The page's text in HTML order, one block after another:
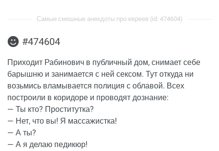
Самые смешные анекдоты про евреев (id: 474604)
#474604
Приходит Рабинович в публичный дом, снимает себе
барышню и занимается с ней сексом. Тут откуда ни
возьмись вламывается полиция с облавой. Всех
построили в коридоре и проводят дознание:
— Ты кто? Проститутка?
— Нет, что вы! Я массажистка!
— А ты?
— А я делаю педикюр!